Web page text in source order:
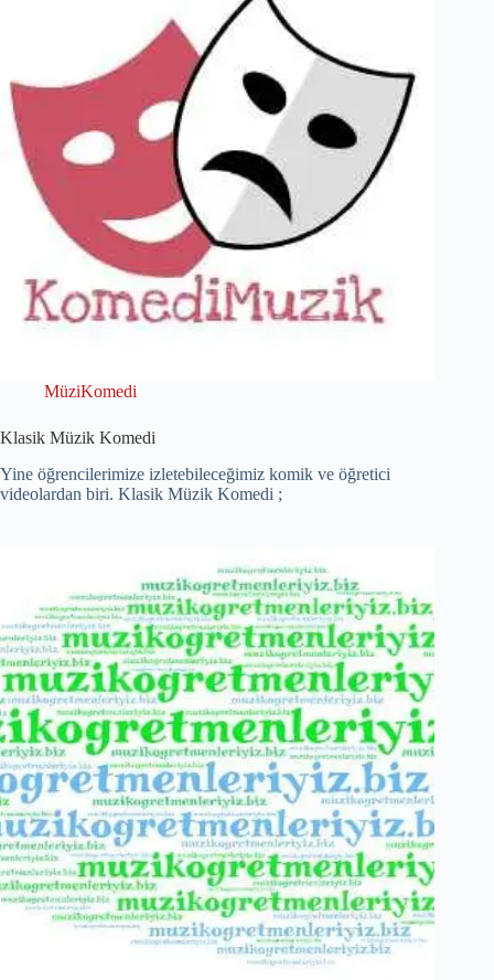
MüziKomedi
Klasik Müzik Komedi
Yine öğrencilerimize izletebileceğimiz komik ve öğretici
videolardan biri. Klasik Müzik Komedi ;